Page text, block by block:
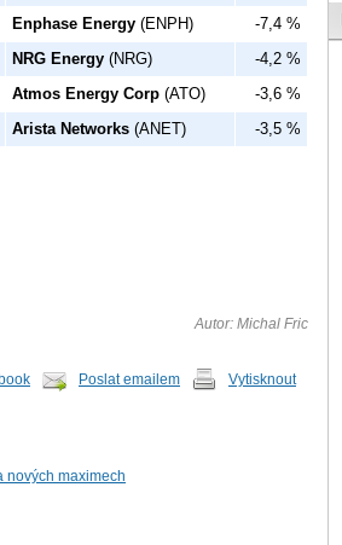
Enphase Energy (ENPH)
-7,4 %
NRG Energy (NRG)
-4,2 %
Atmos Energy Corp (ATO)
-3,6 %
Arista Networks (ANET) -3,5 %
Autor: Michal Fric
Poslat emailem Vytisknout
nových maximech